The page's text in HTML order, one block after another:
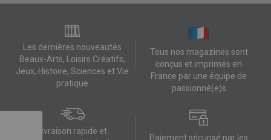
Les dernières nouveautés
Beaux-Arts, Loisirs Créatifs,
Jeux, Histoire, Sciences et Vie
pratique
Tous nos magazines sont
conçus et imprimés en
France par une équipe de
passionné(e)s
Livraison rapide et
Paiement sécurisé par les